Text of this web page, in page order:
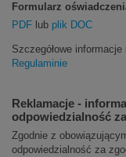
Formularz
PDF lub plik DOC
Szczegółowe
Regulaminie
Reklamacje -
odpowiedzialność
Zgodnie z
odpowiedzialność za